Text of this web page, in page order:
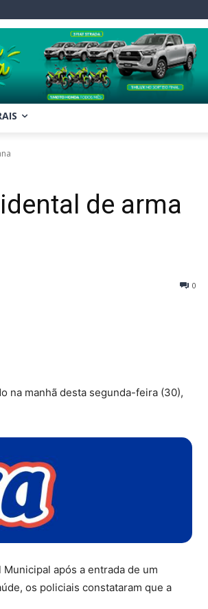
de arma
0
na manhã desta segunda-feira (30),
após a entrada de um
os policiais constataram que a